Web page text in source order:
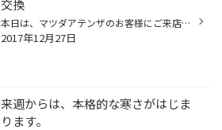
交換
本日は、マツダアテンザのお客様にご来店いただきました。 【エアコンフィルター交換】 エアコンフィルターは助手席の前、グローブボックスの裏に設置されています。 お家のエアコンにあるフィルターと同じ役割をしています。 『どちらが古いエアコンフィルターでしょうか？』 正解は…右のフィルタ...
2017年12月27日
来週からは、本格的な寒さがはじま
ります。